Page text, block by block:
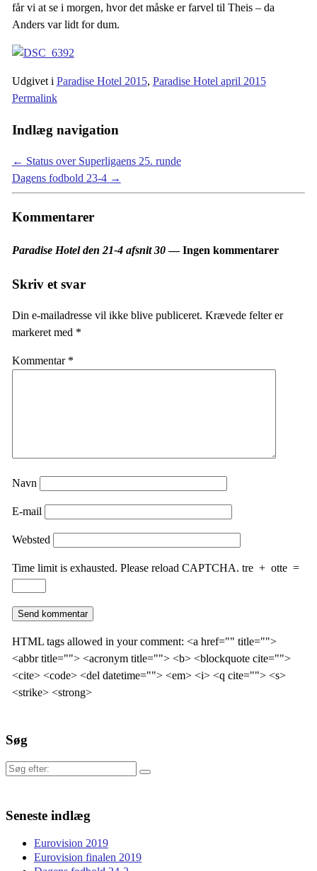
får vi at se i morgen, hvor det måske er farvel til Theis – da
Anders var lidt for dum.
Udgivet i Paradise Hotel 2015, Paradise Hotel april 2015
Permalink
Indlæg navigation
← Status over Superligaens 25. runde
Dagens fodbold 23-4 →
Kommentarer
Paradise Hotel den 21-4 afsnit 30— Ingen kommentarer
Skriv et svar
Din e-mailadresse vil ikke blive publiceret. Krævede felter er
markeret med *
Kommentar *
Navn
E-mail
Websted
Time limit is exhausted. Please reload CAPTCHA. tre + otte =
HTML tags allowed in your comment: <a href="" title="">
<abbr title=""> <acronym title=""> <b> <blockquote cite="">
<cite> <code> <del datetime=""> <em> <i> <q cite=""> <s>
<strike> <strong>
Søg
Søg
Seneste indlæg
Eurovision 2019
Eurovision finalen 2019